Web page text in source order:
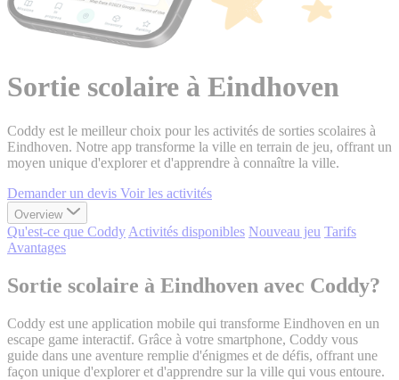
Sortie scolaire à Eindhoven
Coddy est le meilleur choix pour les activités de sorties scolaires à
Eindhoven. Notre app transforme la ville en terrain de jeu, offrant un
moyen unique d'explorer et d'apprendre à connaître la ville.
Demander un devis Voir les activités
Overview
Qu'est-ce que Coddy Activités disponibles Nouveau jeu Tarifs
Avantages
Sortie scolaire à Eindhoven avec Coddy?
Coddy est une application mobile qui transforme Eindhoven en un
escape game interactif. Grâce à votre smartphone, Coddy vous
guide dans une aventure remplie d'énigmes et de défis, offrant une
façon unique d'explorer et d'apprendre sur la ville qui vous entoure.